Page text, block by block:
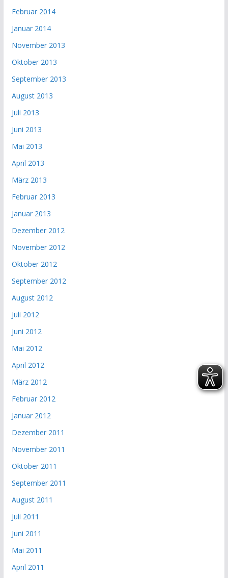
Februar 2014
Januar 2014
November 2013
Oktober 2013
September 2013
August 2013
Juli 2013
Juni 2013
Mai 2013
April 2013
März 2013
Februar 2013
Januar 2013
Dezember 2012
November 2012
Oktober 2012
September 2012
August 2012
Juli 2012
Juni 2012
Mai 2012
April 2012
März 2012
Februar 2012
Januar 2012
Dezember 2011
November 2011
Oktober 2011
September 2011
August 2011
Juli 2011
Juni 2011
Mai 2011
April 2011